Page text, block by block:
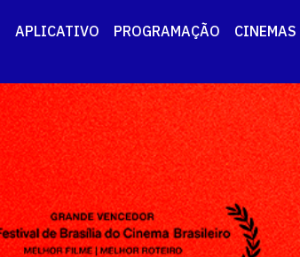
APLICATIVO PROGRAMAÇÃO CINEMAS